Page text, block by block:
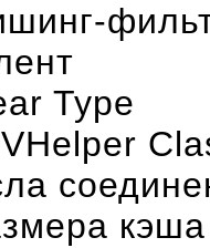
Type
кэша